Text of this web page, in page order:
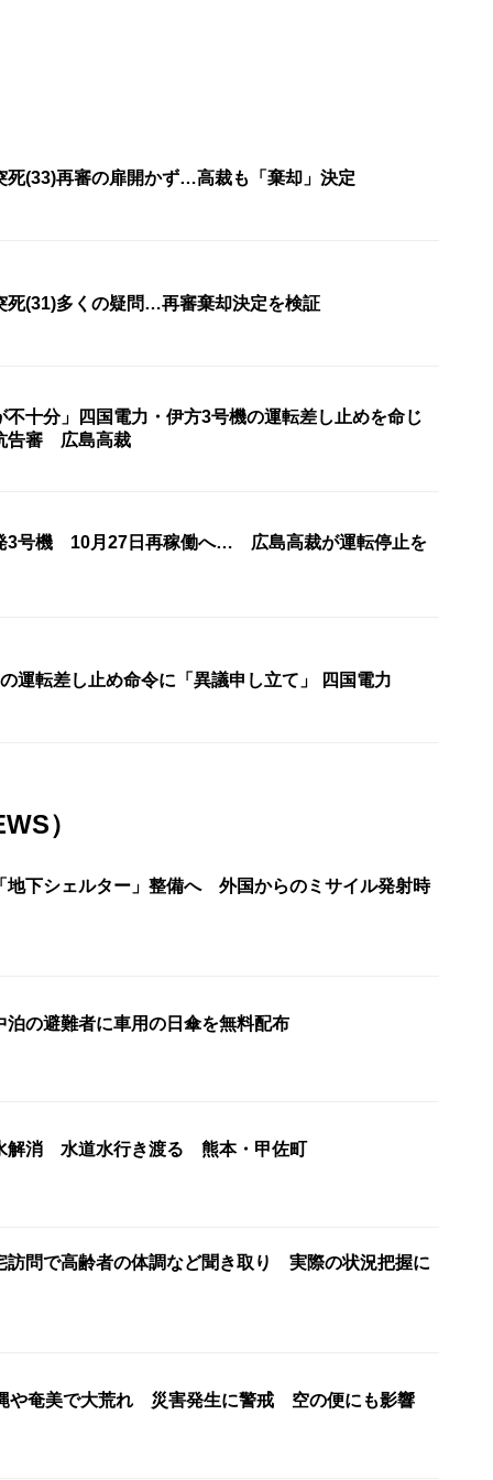
死(33)再審の扉開かず…高裁も「棄却」決定
死(31)多くの疑問…再審棄却決定を検証
不十分」四国電力・伊方3号機の運転差し止めを命じ
告審 広島高裁
3号機 10月27日再稼働へ… 広島高裁が運転停止を
運転差し止め命令に「異議申し立て」 四国電力
）
地下シェルター」整備へ 外国からのミサイル発射時
の避難者に車用の日傘を無料配布
解消 水道水行き渡る 熊本・甲佐町
問で高齢者の体調など聞き取り 実際の状況把握に
や奄美で大荒れ 災害発生に警戒 空の便にも影響